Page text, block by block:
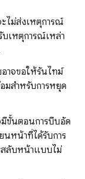
ไม่ส่งเหตุการณ์
เหตุการณ์เหล่า
าจขอให้รันไทม์
มสำหรับการหยุด
มีขั้นตอนการบีบอัด
นหน้าที่ได้รับการ
สลับหน้าแบบไม่